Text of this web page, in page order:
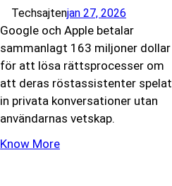
Techsajtenjan 27, 2026
Google och Apple betalar
sammanlagt 163 miljoner dollar
för att lösa rättsprocesser om
att deras röstassistenter spelat
in privata konversationer utan
användarnas vetskap.
Know More